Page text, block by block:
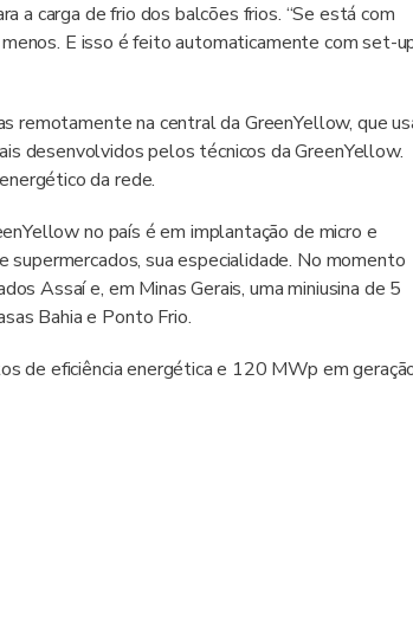
a carga de frio dos balcões frios. “Se está com
E isso é feito automaticamente com set-
remotamente na central da GreenYellow, que
desenvolvidos pelos técnicos da GreenYellow.
da rede.
no país é em implantação de micro e
sua especialidade. No momento
Assaí e, em Minas Gerais, uma miniusina de 5
Bahia e Ponto Frio.
de eficiência energética e 120 MWp em